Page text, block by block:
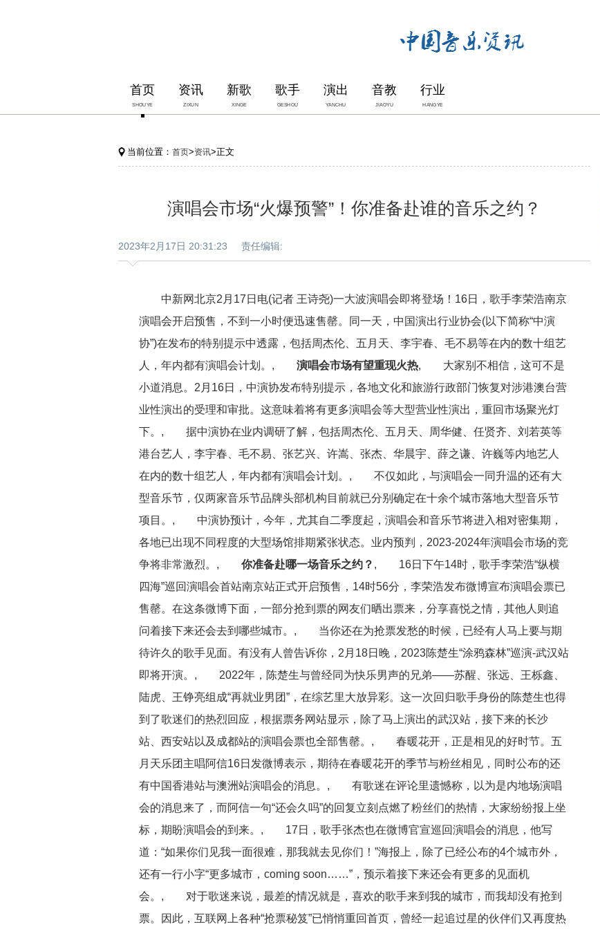
首页
SHOUYE
资讯
ZIXUN
新歌
XINGE
歌手
GESHOU
演出
YANCHU
音教
JIAOYU
行业
HANGYE
当前位置： 首页>资讯>正文
演唱会市场“火爆预警”！你准备赴谁的音乐之约？
2023年2月17日 20:31:23 责任编辑:
中新网北京2月17日电(记者 王诗尧)一大波演唱会即将登场！16日，歌手李荣浩南京
演唱会开启预售，不到一小时便迅速售罄。同一天，中国演出行业协会(以下简称“中演
协”)在发布的特别提示中透露，包括周杰伦、五月天、李宇春、毛不易等在内的数十组艺
人，年内都有演唱会计划。, 演唱会市场有望重现火热, 大家别不相信，这可不是
小道消息。2月16日，中演协发布特别提示，各地文化和旅游行政部门恢复对涉港澳台营
业性演出的受理和审批。这意味着将有更多演唱会等大型营业性演出，重回市场聚光灯
下。, 据中演协在业内调研了解，包括周杰伦、五月天、周华健、任贤齐、刘若英等
港台艺人，李宇春、毛不易、张艺兴、许嵩、张杰、华晨宇、薛之谦、许巍等内地艺人
在内的数十组艺人，年内都有演唱会计划。, 不仅如此，与演唱会一同升温的还有大
型音乐节，仅两家音乐节品牌头部机构目前就已分别确定在十余个城市落地大型音乐节
项目。, 中演协预计，今年，尤其自二季度起，演唱会和音乐节将进入相对密集期，
各地已出现不同程度的大型场馆排期紧张状态。业内预判，2023-2024年演唱会市场的竞
争将非常激烈。, 你准备赴哪一场音乐之约？ , 16日下午14时，歌手李荣浩“纵横
四海”巡回演唱会首站南京站正式开启预售，14时56分，李荣浩发布微博宣布演唱会票已
售罄。在这条微博下面，一部分抢到票的网友们晒出票来，分享喜悦之情，其他人则追
问着接下来还会去到哪些城市。, 当你还在为抢票发愁的时候，已经有人马上要与期
待许久的歌手见面。有没有人曾告诉你，2月18日晚，2023陈楚生“涂鸦森林”巡演-武汉站
即将开演。, 2022年，陈楚生与曾经同为快乐男声的兄弟——苏醒、张远、王栎鑫、
陆虎、王铮亮组成“再就业男团”，在综艺里大放异彩。这一次回归歌手身份的陈楚生也得
到了歌迷们的热烈回应，根据票务网站显示，除了马上演出的武汉站，接下来的长沙
站、西安站以及成都站的演唱会票也全部售罄。, 春暖花开，正是相见的好时节。五
月天乐团主唱阿信16日发微博表示，期待在春暖花开的季节与粉丝相见，同时公布的还
有中国香港站与澳洲站演唱会的消息。, 有歌迷在评论里遗憾称，以为是内地场演唱
会的消息来了，而阿信一句“还会久吗”的回复立刻点燃了粉丝们的热情，大家纷纷报上坐
标，期盼演唱会的到来。, 17日，歌手张杰也在微博官宣巡回演唱会的消息，他写
道：“如果你们见我一面很难，那我就去见你们！”海报上，除了已经公布的4个城市外，
还有一行小字“更多城市，coming soon……”，预示着接下来还会有更多的见面机
会。, 对于歌迷来说，最差的情况就是，喜欢的歌手来到我的城市，而我却没有抢到
票。因此，互联网上各种“抢票秘笈”已悄悄重回首页，曾经一起追过星的伙伴们又再度热